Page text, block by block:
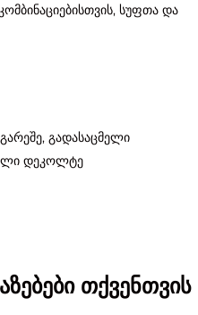
სუფთა და
გადასაცმელი
დეკოლტე
თქვენთვის